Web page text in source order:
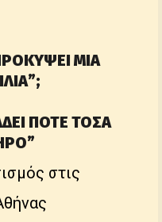
ΜΙΑ
ΠΟΤΕ ΤΟΣΑ
στις